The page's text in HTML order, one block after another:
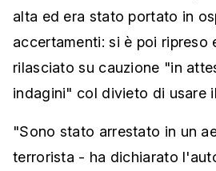
alta ed era stato portato in
accertamenti: si è poi ripreso
rilasciato su cauzione "in
indagini" col divieto di usare
"Sono stato arrestato in un
terrorista - ha dichiarato